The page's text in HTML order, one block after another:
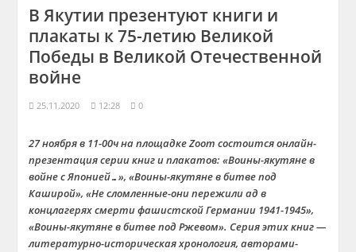
В Якутии презентуют книги и
плакаты к 75-летию Великой
Победы в Великой Отечественной
войне
25.11.2020 12:28 0
27 ноября в 11-00ч на площадке Zoom состоится онлайн-
презентация серии книг и плакатов: «Воины-якутяне в
войне с Японией…», «Воины-якутяне в битве под
Каширой», «Не сломленные-они пережили ад в
концлагерях смерти фашистской Германии 1941-1945»,
«Воины-якутяне в битве под Ржевом». Серия этих книг —
литературно-историческая хронология, авторами-